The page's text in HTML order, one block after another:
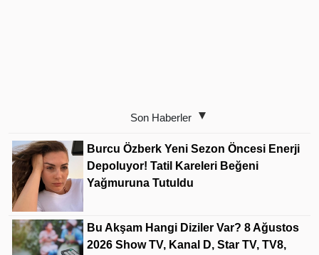
Son Haberler
Burcu Özberk Yeni Sezon Öncesi Enerji
Depoluyor! Tatil Kareleri Beğeni
Yağmuruna Tutuldu
Bu Akşam Hangi Diziler Var? 8 Ağustos
2026 Show TV, Kanal D, Star TV, TV8,